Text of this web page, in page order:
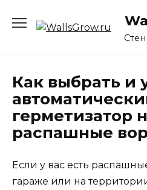
содержанию
Как выбрать и
герметизатор
распашные
Если у вас есть
гараже или на